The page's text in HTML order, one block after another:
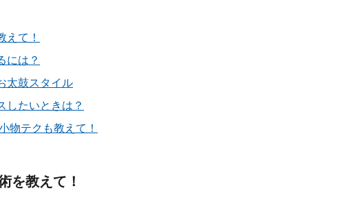
えて！
には？
太鼓スタイル
したいときは？
物テクも教えて！
を教えて！